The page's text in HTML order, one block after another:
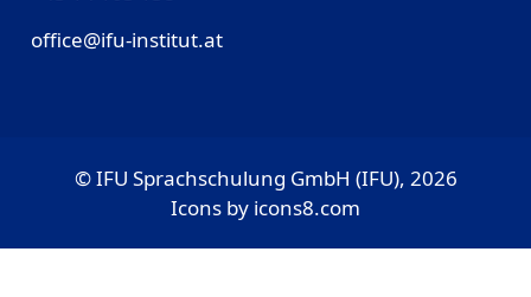
office@ifu-institut.at
© IFU Sprachschulung GmbH (IFU), 2026
Icons by icons8.com